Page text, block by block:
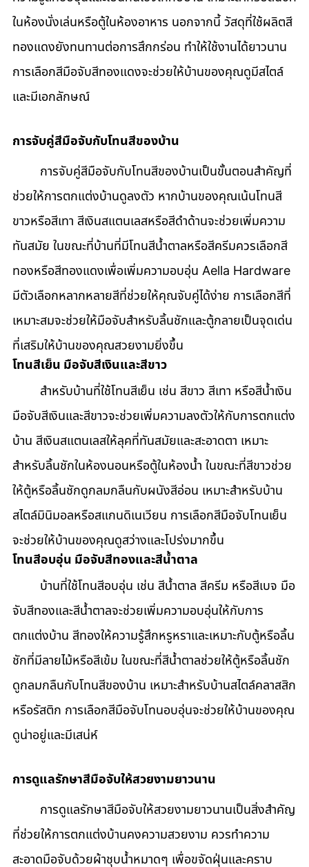
ในห้องนั่งเล่นหรือตู้ในห้องอาหาร นอกจากนี้ วัสดุที่ใช้ผลิตสี
ทองแดงยังทนทานต่อการสึกกร่อน ทำให้ใช้งานได้ยาวนาน
การเลือกสีมือจับสีทองแดงจะช่วยให้บ้านของคุณดูมีสไตล์
และมีเอกลักษณ์
การจับคู่สีมือจับกับโทนสีของบ้าน
ช่วยให้การตกแต่งบ้านดูลงตัว หากบ้านของคุณเน้นโทนสี
ขาวหรือสีเทา สีเงินสแตนเลสหรือสีดำด้านจะช่วยเพิ่มความ
ทันสมัย ในขณะที่บ้านที่มีโทนสีน้ำตาลหรือสีครีมควรเลือกสี
ทองหรือสีทองแดงเพื่อเพิ่มความอบอุ่น Aella Hardware
มีตัวเลือกหลากหลายสีที่ช่วยให้คุณจับคู่ได้ง่าย การเลือกสีที่
เหมาะสมจะช่วยให้มือจับสำหรับลิ้นชักและตู้กลายเป็นจุดเด่น
ที่เสริมให้บ้านของคุณสวยงามยิ่งขึ้น
โทนสีเย็น มือจับสีเงินและสีขาว
มือจับสีเงินและสีขาวจะช่วยเพิ่มความลงตัวให้กับการตกแต่ง
บ้าน สีเงินสแตนเลสให้ลุคที่ทันสมัยและสะอาดตา เหมาะ
สำหรับลิ้นชักในห้องนอนหรือตู้ในห้องน้ำ ในขณะที่สีขาวช่วย
ให้ตู้หรือลิ้นชักดูกลมกลืนกับผนังสีอ่อน เหมาะสำหรับบ้าน
สไตล์มินิมอลหรือสแกนดิเนเวียน การเลือกสีมือจับโทนเย็น
จะช่วยให้บ้านของคุณดูสว่างและโปร่งมากขึ้น
โทนสีอบอุ่น มือจับสีทองและสีน้ำตาล
จับสีทองและสีน้ำตาลจะช่วยเพิ่มความอบอุ่นให้กับการ
ตกแต่งบ้าน สีทองให้ความรู้สึกหรูหราและเหมาะกับตู้หรือลิ้น
ชักที่มีลายไม้หรือสีเข้ม ในขณะที่สีน้ำตาลช่วยให้ตู้หรือลิ้นชัก
ดูกลมกลืนกับโทนสีของบ้าน เหมาะสำหรับบ้านสไตล์คลาสสิก
หรือรัสติก การเลือกสีมือจับโทนอบอุ่นจะช่วยให้บ้านของคุณ
ดูน่าอยู่และมีเสน่ห์
การดูแลรักษาสีมือจับให้สวยงามยาวนาน
ที่ช่วยให้การตกแต่งบ้านคงความสวยงาม ควรทำความ
สะอาดมือจับด้วยผ้าชุบน้ำหมาดๆ เพื่อขจัดฝุ่นและคราบ